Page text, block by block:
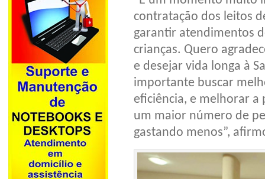
contratação dos leitos
garantir atendimentos
crianças. Quero
e desejar vida longa à
importante buscar
eficiência, e melhorar
um maior número de
gastando menos”,